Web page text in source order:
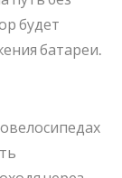
будет
батареи.